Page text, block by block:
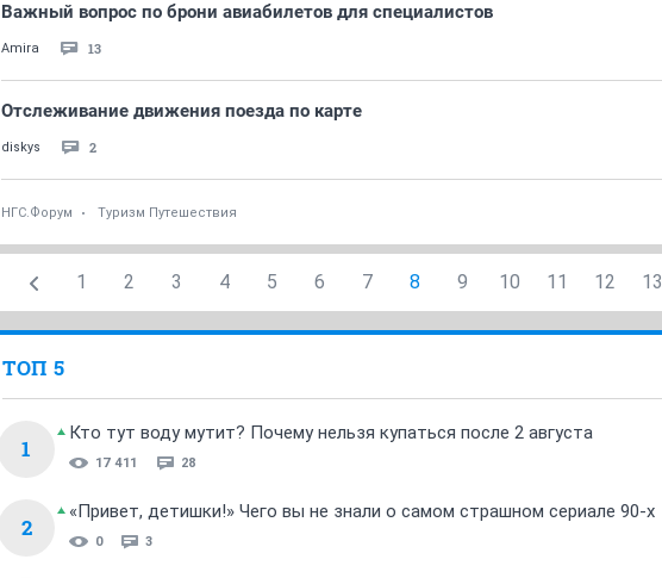
Важный вопрос по брони авиабилетов для специалистов
Amira 13
Отслеживание движения поезда по карте
diskys 2
НГС.Форум Туризм Путешествия
1 2 3 4 5 6 7 8 9 10 11 12 13
ТОП 5
1
Кто тут воду мутит? Почему нельзя купаться после 2 августа
17 411 28
2
«Привет, детишки!» Чего вы не знали о самом страшном сериале 90-х
0 3